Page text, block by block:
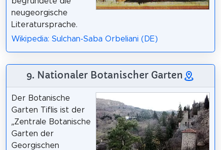
neugeorgische
Literatursprache.
Wikipedia: Sulchan-Saba Orbeliani (DE)
9. Nationaler Botanischer Garten
Der Botanische
Garten Tiflis ist der
„Zentrale Botanische
Garten der
Georgischen